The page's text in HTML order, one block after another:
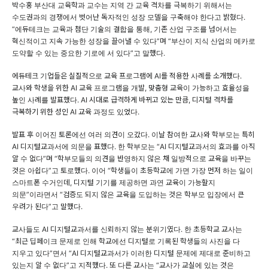
박수홍 부산대 교육학과 교수는 지역 간 교육 격차를 극복하기 위해서는
수도권과의 경쟁에서 벗어난 독자적인 성장 모델을 구축해야 한다고 밝혔다.
“에듀테크는 교육과 첨단 기술의 결합을 통해, 기존 산업 구조를 넘어서는
혁신적이고 지속 가능한 성장을 끌어낼 수 있다”며 “부산이 지식 산업의 메카로
도약할 수 있는 중요한 기로에 서 있다”고 말했다.
에듀테크 기업들은 실질적으로 교육 프로그램에 AI를 적용한 사례를 소개했다.
교사와 학생을 위한 AI 교육 프로그램을 개발, 맞춤형 교육이 가능하고 효율성을
높인 사례를 발표했다. AI 시대로 급격하게 바뀌고 있는 만큼, 디지털 격차를
극복하기 위한 성인 AI 교육 과정도 있었다.
발표 후 이어진 토론에선 여러 의견이 오갔다. 이날 참여한 교사와 학부모는 특히
AI 디지털교과서에 의문을 표했다. 한 학부모는 “AI 디지털교과서의 효과를 아직
알 수 없다”며 “학부모들의 의견을 반영하지 않은 채 일방적으로 교육을 바꾸는
것은 아쉽다”고 토로했다. 이어 “학생들이 초등학교에 가면 가장 먼저 하는 일이
스마트폰 수거인데, 디지털 기기를 제공하면 과연 교육이 가능할지
의문”이라면서 “검증도 되지 않은 교육을 도입하는 것은 학부모 입장에서 큰
우려가 된다”고 말했다.
교사들도 AI 디지털교과서를 신뢰하지 않는 분위기였다. 한 초등학교 교사는
“최근 딥페이크 문제로 인해 학교에선 디지털로 기록된 학생들의 사진을 다
지우고 있다”면서 “AI 디지털교과서가 이러한 디지털 문제에 제대로 준비하고
있는지 알 수 없다”고 지적했다. 또 다른 교사는 “교사가 교실에 있는 것은